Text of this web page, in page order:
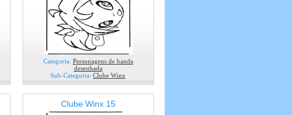
Categoria: Personagens de banda
desenhada
Sub-Categoria: Clube Winx
Clube Winx 15